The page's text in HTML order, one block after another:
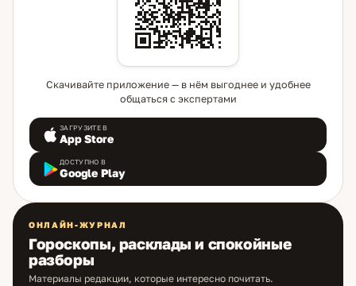
Скачивайте приложение — в нём выгоднее и удобнее
общаться с экспертами
ЗАГРУЗИТЕ В
App Store
ДОСТУПНО В
Google Play
ОНЛАЙН-ЖУРНАЛ
Гороскопы, расклады и спокойные
разборы
Материалы редакции, которые интересно почитать.